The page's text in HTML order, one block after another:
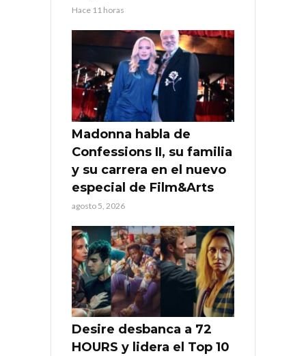
Hace 11 horas
Madonna habla de
Confessions II, su familia
y su carrera en el nuevo
especial de Film&Arts
agosto 5, 2026
Desire desbanca a 72
HOURS y lidera el Top 10